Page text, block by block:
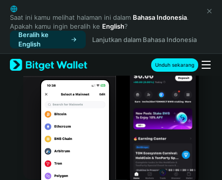
English
日本語
Tiếng Việt
Русский
Español (Latinoamérica)
Türkçe
Italiano
Português (Portugal)
Bahasa Indonesia
Saat ini kamu melihat halaman ini dalam Bahasa Indonesia.
Apakah kamu ingin beralih ke English?
Beralih ke
English
Lanjutkan dalam Bahasa Indonesia
Unduh sekarang